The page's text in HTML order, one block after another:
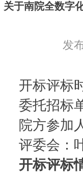
关于南院全数字
发
开标评标
委托招标
院方参加
评委会：
开标评标